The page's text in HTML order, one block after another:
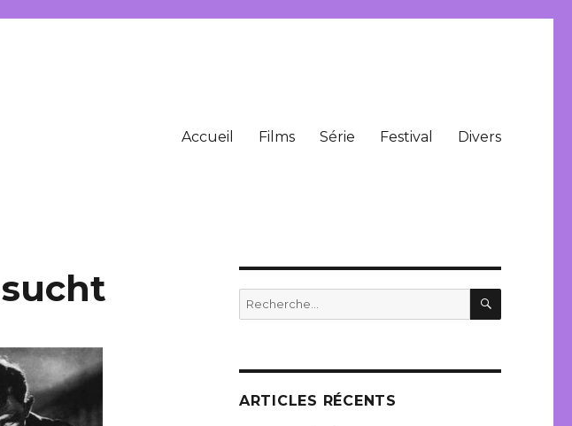
Accueil Films Série Festival Divers
Recherche
pour
ARTICLES RÉCENTS